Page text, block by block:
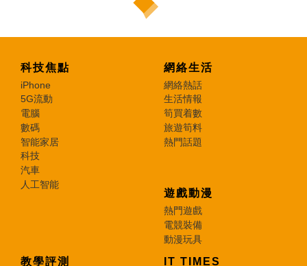
科技焦點
iPhone
5G流動
電腦
數碼
智能家居
科技
汽車
人工智能
網絡生活
網絡熱話
生活情報
筍買着數
旅遊筍料
熱門話題
遊戲動漫
熱門遊戲
電競裝備
動漫玩具
教學評測 IT TIMES